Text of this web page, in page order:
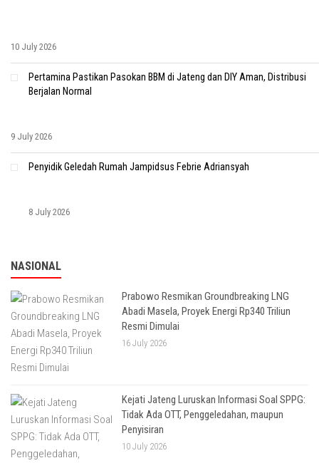
10 July 2026
Pertamina Pastikan Pasokan BBM di Jateng dan DIY Aman, Distribusi
Berjalan Normal
9 July 2026
Penyidik Geledah Rumah Jampidsus Febrie Adriansyah
8 July 2026
NASIONAL
Prabowo Resmikan Groundbreaking LNG
Abadi Masela, Proyek Energi Rp340 Triliun
Resmi Dimulai
16 July 2026
Kejati Jateng Luruskan Informasi Soal SPPG:
Tidak Ada OTT, Penggeledahan, maupun
Penyisiran
10 July 2026